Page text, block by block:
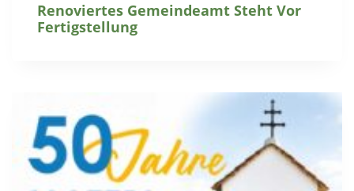
Renoviertes Gemeindeamt Steht Vor
Fertigstellung